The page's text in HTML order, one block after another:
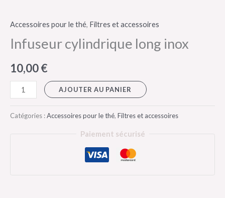
Accessoires pour le thé, Filtres et accessoires
Infuseur cylindrique long inox
10,00€
AJOUTER AU PANIER
Catégories :Accessoires pour le thé, Filtres et accessoires
Paiement sécurisé